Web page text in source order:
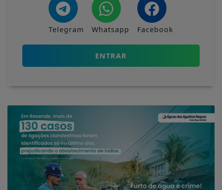
Telegram Whatsapp Facebook
ENTRAR